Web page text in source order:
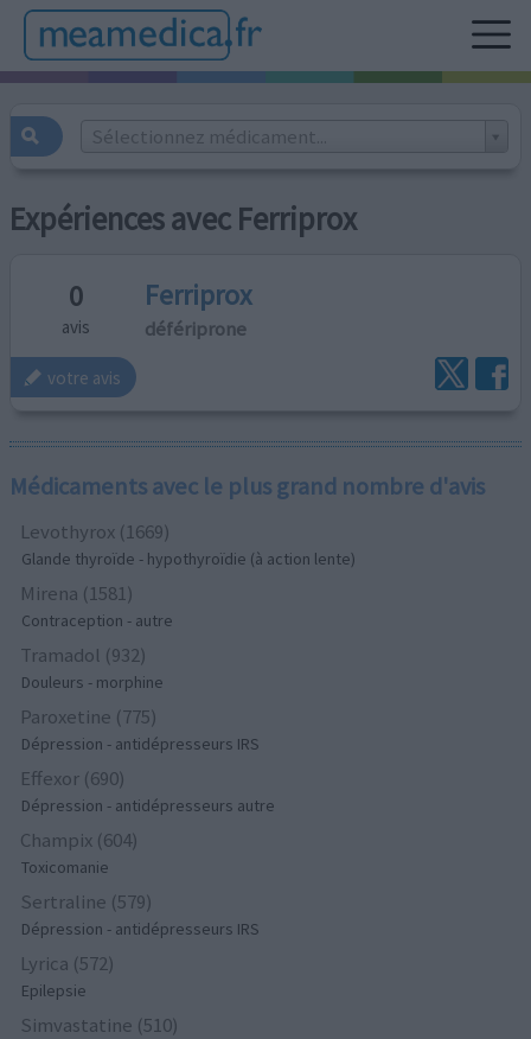
Sélectionnez médicament...
Expériences avec Ferriprox
0
avis
Ferriprox
défériprone
votre avis
Médicaments avec le plus grand nombre d'avis
Levothyrox (1669)
Glande thyroïde - hypothyroïdie (à action lente)
Mirena (1581)
Contraception - autre
Tramadol (932)
Douleurs - morphine
Paroxetine (775)
Dépression - antidépresseurs IRS
Effexor (690)
Dépression - antidépresseurs autre
Champix (604)
Toxicomanie
Sertraline (579)
Dépression - antidépresseurs IRS
Lyrica (572)
Epilepsie
Simvastatine (510)